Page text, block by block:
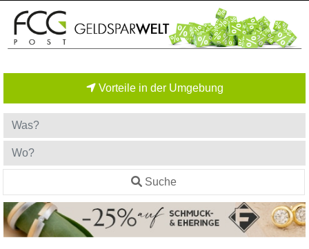
Vorteile in der Umgebung
Suche